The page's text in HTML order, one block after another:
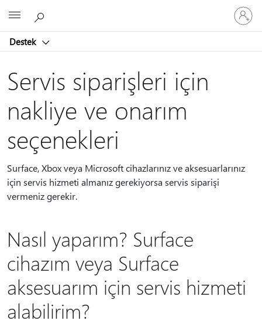
Destek
oturum
açın
Servis siparişleri için
nakliye ve onarım
seçenekleri
Surface, Xbox veya Microsoft cihazlarınız ve aksesuarlarınız
için servis hizmeti almanız gerekiyorsa servis siparişi
vermeniz gerekir.
Nasıl yaparım? Surface
cihazım veya Surface
aksesuarım için servis hizmeti
alabilirim?